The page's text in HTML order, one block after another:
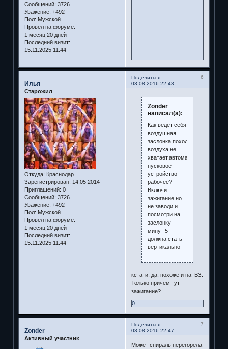
Сообщений: 3726
Уважение: +492
Пол: Мужской
Провел на форуме:
1 месяц 20 дней
Последний визит:
15.11.2025 11:44
Поделиться
6
03.08.2016 22:43
Илья
Старожил
Откуда: Краснодар
Зарегистрирован: 14.05.2014
Приглашений: 0
Сообщений: 3726
Уважение: +492
Пол: Мужской
Провел на форуме:
1 месяц 20 дней
Последний визит:
15.11.2025 11:44
Zonder
написал(а):
Как ведет себя
воздушная
заслонка,походу
воздуха не
хватает,автоматическое
пусковое
устройство
рабочее?
Включи
зажигание но
не заводи и
посмотри на
заслонку
минут 5
должна стать
вертикально
кстати, да, похоже и на ВЗ.
Только причем тут
зажигание?
0
Поделиться
7
03.08.2016 22:47
Zonder
Активный участник
Может спираль перегорела